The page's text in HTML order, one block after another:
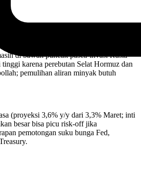
Trump-Iran meski harga
tapi reli AI menutupi kekhawatiran
AS naik (breakeven 10 tahun di atas
di bawah puncak pasca-invasi Rusia-
karena perebutan Selat Hormuz dan
pemulihan aliran minyak butuh
(proyeksi 3,6% y/y dari 3,3% Maret; inti
besar bisa picu risk-off jika
pemotongan suku bunga Fed,